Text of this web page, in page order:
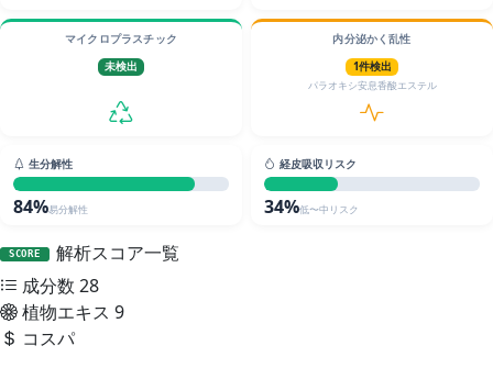
マイクロプラスチック
未検出
内分泌かく乱性
1件検出
パラオキシ安息香酸エステル
生分解性
84%易分解性
経皮吸収リスク
34%低〜中リスク
SCORE
解析スコア一覧
成分数28
植物エキス 9
コスパ